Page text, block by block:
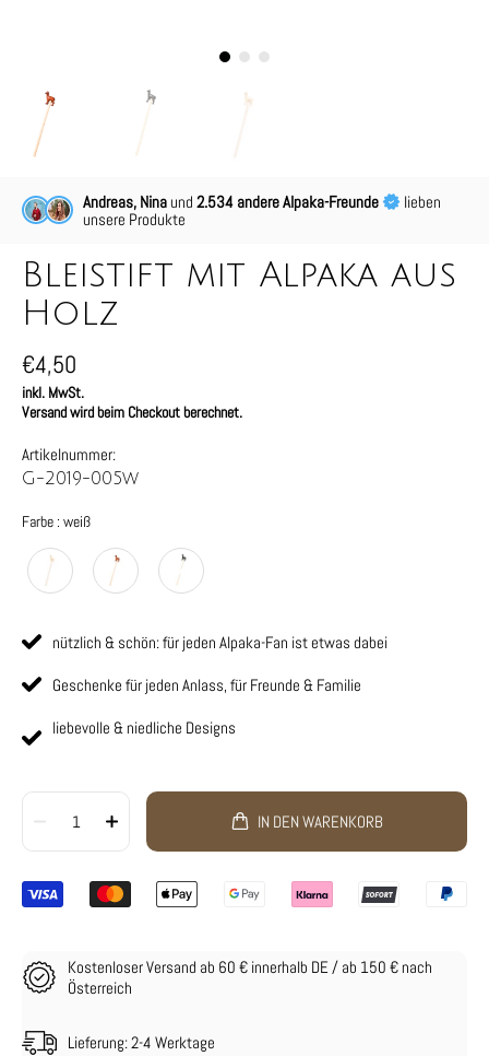
Andreas, Ninaund2.534 andere Alpaka-Freunde
lieben
unsere Produkte
Bleistift mit Alpaka aus
Holz
€4,50
inkl. MwSt.
Versand wird beim Checkout berechnet.
Artikelnummer:
G-2019-005w
Farbe : weißFarbe
nützlich & schön: für jeden Alpaka-Fan ist etwas dabei
Geschenke für jeden Anlass, für Freunde & Familie
liebevolle & niedliche Designs
1 IN DEN WARENKORB
Kostenloser Versand ab 60 € innerhalb DE / ab 150 € nach
Österreich
Lieferung: 2-4 Werktage